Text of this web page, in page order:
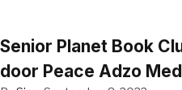
Senior Planet Book
door Peace Adzo